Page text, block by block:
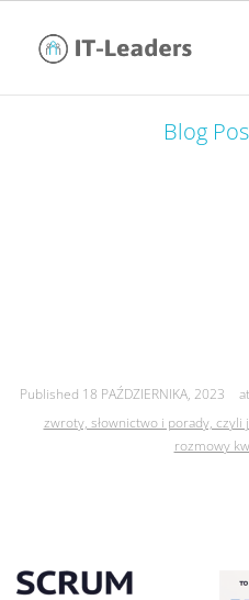
Blog
Published 18 PAŹDZIERNIKA, 2023 at
zwroty, słownictwo i porady,
rozmowy